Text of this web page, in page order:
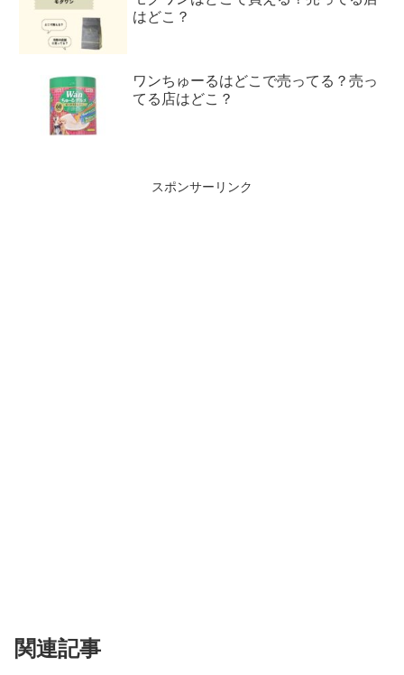
はどこ？
ワンちゅーるはどこで売ってる？売っ
てる店はどこ？
スポンサーリンク
関連記事